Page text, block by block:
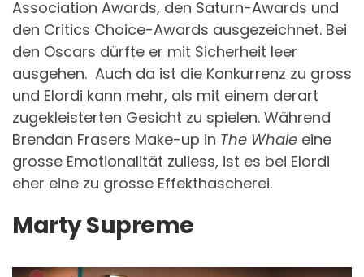
Association Awards, den Saturn-Awards und
den Critics Choice-Awards ausgezeichnet. Bei
den Oscars dürfte er mit Sicherheit leer
ausgehen. Auch da ist die Konkurrenz zu gross
und Elordi kann mehr, als mit einem derart
zugekleisterten Gesicht zu spielen. Während
Brendan Frasers Make-up in The Whale eine
grosse Emotionalität zuliess, ist es bei Elordi
eher eine zu grosse Effekthascherei.
Marty Supreme